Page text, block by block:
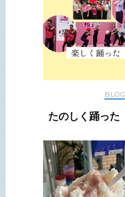
BLOG
たのしく踊った